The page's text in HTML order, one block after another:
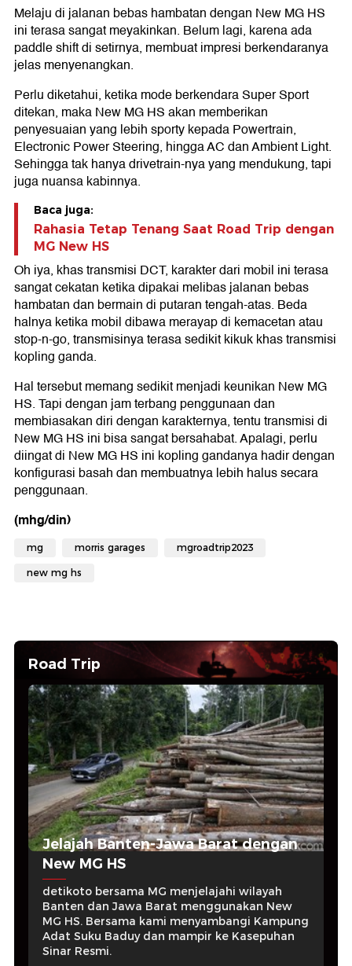
Melaju di jalanan bebas hambatan dengan New MG HS
ini terasa sangat meyakinkan. Belum lagi, karena ada
paddle shift di setirnya, membuat impresi berkendaranya
jelas menyenangkan.
Perlu diketahui, ketika mode berkendara Super Sport
ditekan, maka New MG HS akan memberikan
penyesuaian yang lebih sporty kepada Powertrain,
Electronic Power Steering, hingga AC dan Ambient Light.
Sehingga tak hanya drivetrain-nya yang mendukung, tapi
juga nuansa kabinnya.
Baca juga:
Rahasia Tetap Tenang Saat Road Trip dengan
MG New HS
Oh iya, khas transmisi DCT, karakter dari mobil ini terasa
sangat cekatan ketika dipakai melibas jalanan bebas
hambatan dan bermain di putaran tengah-atas. Beda
halnya ketika mobil dibawa merayap di kemacetan atau
stop-n-go, transmisinya terasa sedikit kikuk khas transmisi
kopling ganda.
Hal tersebut memang sedikit menjadi keunikan New MG
HS. Tapi dengan jam terbang penggunaan dan
membiasakan diri dengan karakternya, tentu transmisi di
New MG HS ini bisa sangat bersahabat. Apalagi, perlu
diingat di New MG HS ini kopling gandanya hadir dengan
konfigurasi basah dan membuatnya lebih halus secara
penggunaan.
(mhg/din)
mg morris garages mgroadtrip2023
new mg hs
Road Trip
Jelajah Banten-Jawa Barat dengan
New MG HS
detikoto bersama MG menjelajahi wilayah
Banten dan Jawa Barat menggunakan New
MG HS. Bersama kami menyambangi Kampung
Adat Suku Baduy dan mampir ke Kasepuhan
Sinar Resmi.